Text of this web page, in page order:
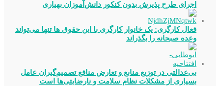
اجرای طرح پذیرش بدون کنکور دانش‌آموزان بهیاری
فعال کارگری: یک خانوار کارگری با این حقوق ها تنها می‌تواند
وعده صبحانه را بگذراند
بی‌عدالتی در توزیع منابع و تعارض منافع تصمیم‌گیران عامل
بسیاری از مشکلات نظام سلامت و نارضایتی‌ها است